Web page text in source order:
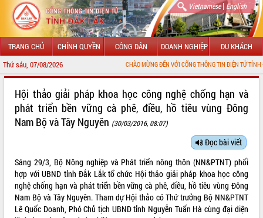
Vietnamese| English
TRANG CHỦ CHÍNH QUYỀN CÔNG DÂN DOANH NGHIỆP DU KHÁCH
Thứ sáu, 07/08/2026 CHÀO MỪNG ĐẾN VỚI CỔNG THÔNG TIN ĐIỆN TỬ TỈNH ĐẮK LẮK
LÃNH ĐẠO UBND TỈNH
SỞ, BAN, NGÀNH
UBND CÁC XÃ, PHƯỜNG
THÔNG TIN CHỈ ĐẠO ĐIỀU HÀNH
Hội thảo giải pháp khoa học công nghệ chống hạn và
phát triển bền vững cà phê, điều, hồ tiêu vùng Đông
Nam Bộ và Tây Nguyên (30/03/2016, 08:07)
Đọc bài viết
Sáng 29/3, Bộ Nông nghiệp và Phát triển nông thôn (NN&PTNT) phối
hợp với UBND tỉnh Đắk Lắk tổ chức Hội thảo giải pháp khoa học công
nghệ chống hạn và phát triển bền vững cà phê, điều, hồ tiêu vùng Đông
Nam Bộ và Tây Nguyên. Tham dự Hội thảo có Thứ trưởng Bộ NN&PTNT
Lê Quốc Doanh, Phó Chủ tịch UBND tỉnh Nguyễn Tuấn Hà cùng đại diện